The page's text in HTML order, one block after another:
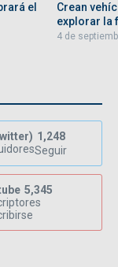
el
Crean
explorar la
4 de
1,248
Seguir
5,345